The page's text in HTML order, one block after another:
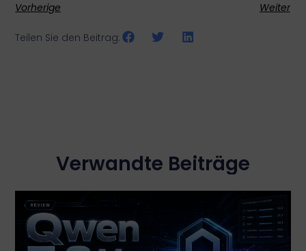
Vorherige Weiter
Teilen Sie den Beitrag:
Verwandte Beiträge